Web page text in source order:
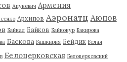
Апуневич Армения
Архипов Аэронатц Аюпов
Байкал Байков Байконур Бакирова
Баскова Башкирия Бейдик Белая
Белоцерковская Белоцерковский